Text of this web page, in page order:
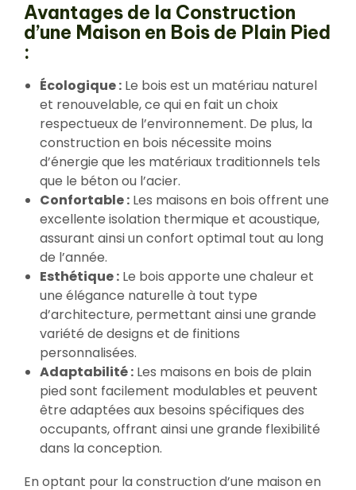
Avantages de la Construction
d’une Maison en Bois de Plain Pied
:
Écologique : Le bois est un matériau naturel
et renouvelable, ce qui en fait un choix
respectueux de l’environnement. De plus, la
construction en bois nécessite moins
d’énergie que les matériaux traditionnels tels
que le béton ou l’acier.
Confortable : Les maisons en bois offrent une
excellente isolation thermique et acoustique,
assurant ainsi un confort optimal tout au long
de l’année.
Esthétique : Le bois apporte une chaleur et
une élégance naturelle à tout type
d’architecture, permettant ainsi une grande
variété de designs et de finitions
personnalisées.
Adaptabilité : Les maisons en bois de plain
pied sont facilement modulables et peuvent
être adaptées aux besoins spécifiques des
occupants, offrant ainsi une grande flexibilité
dans la conception.
En optant pour la construction d’une maison en